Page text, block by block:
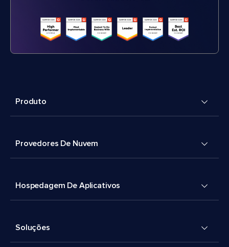
Produto
Provedores De Nuvem
Hospedagem De Aplicativos
Soluções